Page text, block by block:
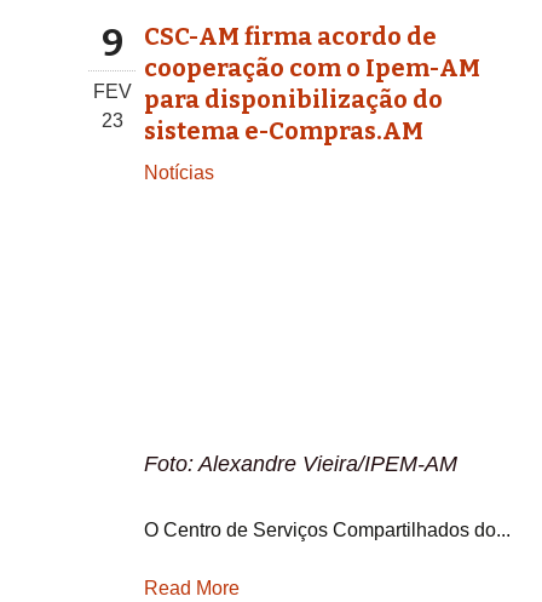
9
FEV
23
CSC-AM firma acordo de
cooperação com o Ipem-AM
para disponibilização do
sistema e-Compras.AM
Notícias
Foto: Alexandre Vieira/IPEM-AM
O Centro de Serviços Compartilhados do...
Read More